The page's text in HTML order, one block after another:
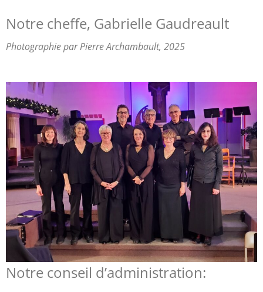
Notre cheffe, Gabrielle Gaudreault
Photographie par Pierre Archambault, 2025
Notre conseil d’administration: